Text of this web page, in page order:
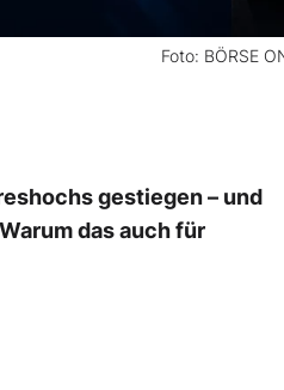
Foto: BÖRSE
gestiegen – und
das auch für